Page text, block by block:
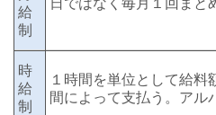
給
制
日ではなく毎月１回まと
時
給
制
１時間を単位として給料
間によって支払う。アル